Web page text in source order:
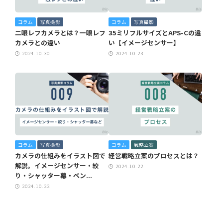
コラム 写真撮影
二眼レフカメラとは？一眼レフ
カメラとの違い
2024.10.30
コラム 写真撮影
35ミリフルサイズとAPS-Cの違
い【イメージセンサー】
2024.10.23
コラム 写真撮影
カメラの仕組みをイラスト図で
解説。イメージセンサー・絞
り・シャッター幕・ペン...
2024.10.22
コラム 戦略立案
経営戦略立案のプロセスとは？
2024.10.22